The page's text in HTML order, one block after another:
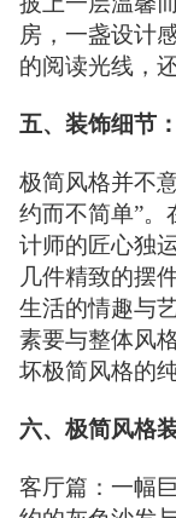
房，一盏设计
的阅读光线，
五、装饰细节
极简风格并不
约而不简单”。
计师的匠心独
几件精致的摆
生活的情趣与
素要与整体风
坏极简风格的
六、极简风格
客厅篇：一幅